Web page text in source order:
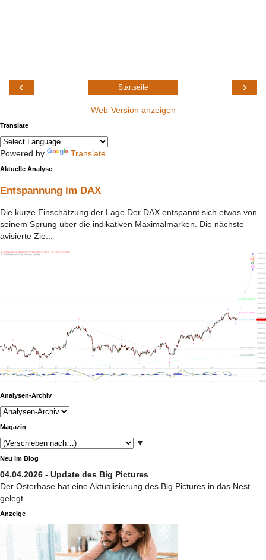
‹ ›
Startseite
Web-Version anzeigen
Translate
Powered by Translate
Aktuelle Analyse
Entspannung im DAX
Die kurze Einschätzung der Lage Der DAX entspannt sich etwas von
seinem Sprung über die indikativen Maximalmarken. Die nächste
avisierte Zie...
Analysen-Archiv
Magazin
▼
Neu im Blog
04.04.2026 - Update des Big Pictures
Der Osterhase hat eine Aktualisierung des Big Pictures in das Nest
gelegt.
Anzeige